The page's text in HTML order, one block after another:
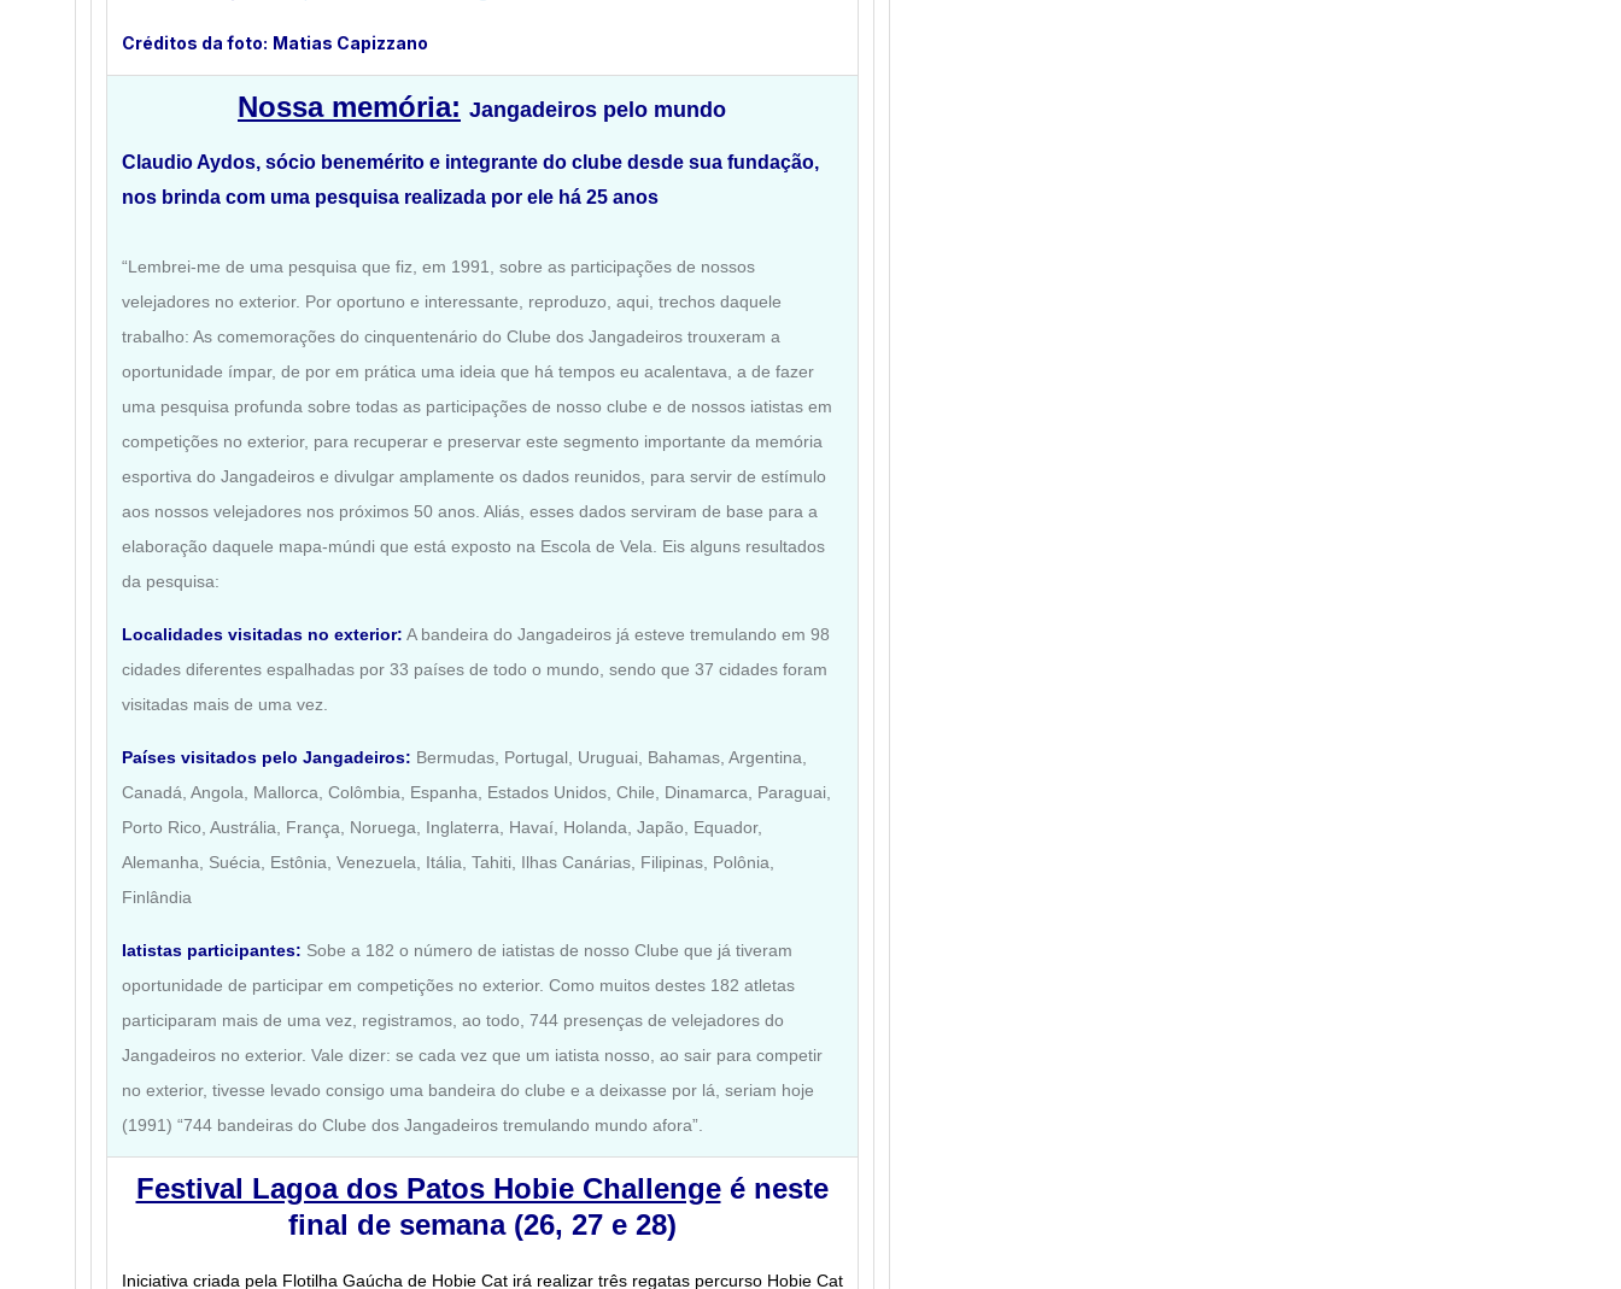
Créditos da foto: Matias Capizzano
Nossa memória: Jangadeiros pelo mundo
Claudio Aydos, sócio benemérito e integrante do clube desde sua fundação,
nos brinda com uma pesquisa realizada por ele há 25 anos
“Lembrei-me de uma pesquisa que fiz, em 1991, sobre as participações de nossos
velejadores no exterior. Por oportuno e interessante, reproduzo, aqui, trechos daquele
trabalho: As comemorações do cinquentenário do Clube dos Jangadeiros trouxeram a
oportunidade ímpar, de por em prática uma ideia que há tempos eu acalentava, a de fazer
uma pesquisa profunda sobre todas as participações de nosso clube e de nossos iatistas em
competições no exterior, para recuperar e preservar este segmento importante da memória
esportiva do Jangadeiros e divulgar amplamente os dados reunidos, para servir de estímulo
aos nossos velejadores nos próximos 50 anos. Aliás, esses dados serviram de base para a
elaboração daquele mapa-múndi que está exposto na Escola de Vela. Eis alguns resultados
da pesquisa:
Localidades visitadas no exterior: A bandeira do Jangadeiros já esteve tremulando em 98
cidades diferentes espalhadas por 33 países de todo o mundo, sendo que 37 cidades foram
visitadas mais de uma vez.
Países visitados pelo Jangadeiros: Bermudas, Portugal, Uruguai, Bahamas, Argentina,
Canadá, Angola, Mallorca, Colômbia, Espanha, Estados Unidos, Chile, Dinamarca, Paraguai,
Porto Rico, Austrália, França, Noruega, Inglaterra, Havaí, Holanda, Japão, Equador,
Alemanha, Suécia, Estônia, Venezuela, Itália, Tahiti, Ilhas Canárias, Filipinas, Polônia,
Finlândia
Iatistas participantes: Sobe a 182 o número de iatistas de nosso Clube que já tiveram
oportunidade de participar em competições no exterior. Como muitos destes 182 atletas
participaram mais de uma vez, registramos, ao todo, 744 presenças de velejadores do
Jangadeiros no exterior. Vale dizer: se cada vez que um iatista nosso, ao sair para competir
no exterior, tivesse levado consigo uma bandeira do clube e a deixasse por lá, seriam hoje
(1991) “744 bandeiras do Clube dos Jangadeiros tremulando mundo afora”.
Festival Lagoa dos Patos Hobie Challengeé neste
final de semana (26, 27 e 28)
Iniciativa criada pela Flotilha Gaúcha de Hobie Cat irá realizar três regatas percurso Hobie Cat